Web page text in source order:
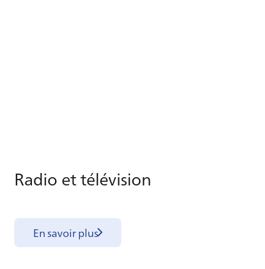
Ra­dio et té­lé­vi­sion
En savoir plus